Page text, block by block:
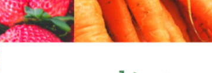
Skip to main content